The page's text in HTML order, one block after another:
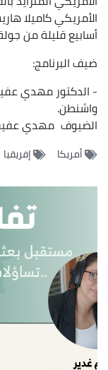
الأمريكي كاميلا
أسابيع قليلة من
ضيف البرنامج:
- الدكتور مهدي
واشنطن.
الضيوف مهدي
أمريكا إفريقيا